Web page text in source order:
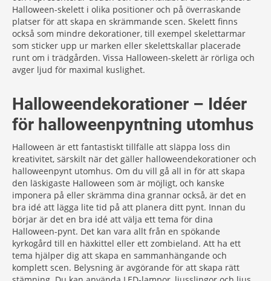
Halloween-skelett i olika positioner och på överraskande
platser för att skapa en skrämmande scen. Skelett finns
också som mindre dekorationer, till exempel skelettarmar
som sticker upp ur marken eller skelettskallar placerade
runt om i trädgården. Vissa Halloween-skelett är rörliga och
avger ljud för maximal kuslighet.
Halloweendekorationer – Idéer
för halloweenpyntning utomhus
Halloween är ett fantastiskt tillfälle att släppa loss din
kreativitet, särskilt när det gäller halloweendekorationer och
halloweenpynt utomhus. Om du vill gå all in för att skapa
den läskigaste Halloween som är möjligt, och kanske
imponera på eller skrämma dina grannar också, är det en
bra idé att lägga lite tid på att planera ditt pynt. Innan du
börjar är det en bra idé att välja ett tema för dina
Halloween-pynt. Det kan vara allt från en spökande
kyrkogård till en häxkittel eller ett zombieland. Att ha ett
tema hjälper dig att skapa en sammanhängande och
komplett scen. Belysning är avgörande för att skapa rätt